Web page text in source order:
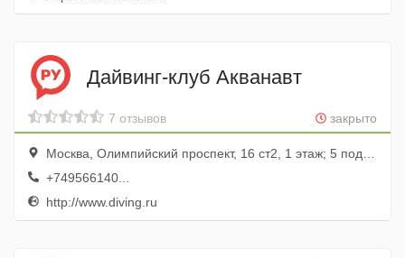
Дайвинг-клуб Акванавт
закрыто
7 отзывов
Москва, Олимпийский проспект, 16 ст2, 1 этаж; 5 подъезд
+749566140...
http://www.diving.ru